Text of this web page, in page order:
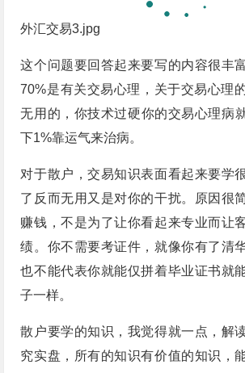
外汇交易3.jpg
这个问题要回答起来要写的内容很丰
70%是有关交易心理，关于交易心理
无用的，你技术过硬你的交易心理病
下1%靠运气来治病。
对于散户，交易知识表面看起来要学
了反而无用又是对你的干扰。原因很
赚钱，不是为了让你看起来专业而让
绩。你不需要考证件，就像你有了清
也不能代表你就能仅拼着毕业证书就
子一样。
散户要学的知识，我觉得就一点，解
究实盘，所有的知识有价值的知识，